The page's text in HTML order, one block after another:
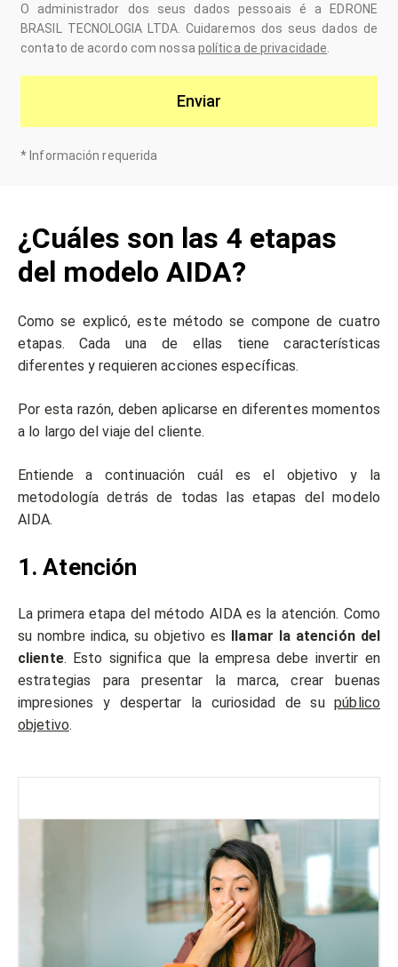
O administrador dos seus dados pessoais é a EDRONE
BRASIL TECNOLOGIA LTDA. Cuidaremos dos seus dados de
contato de acordo com nossa política de privacidade
Enviar
* Información requerida
¿Cuáles son las 4 etapas
del modelo AIDA?
Como se explicó, este método se compone de cuatro
etapas. Cada una de ellas tiene características
diferentes y requieren acciones específicas.
Por esta razón, deben aplicarse en diferentes momentos
a lo largo del viaje del cliente.
Entiende a continuación cuál es el objetivo y la
metodología detrás de todas las etapas del modelo
AIDA.
1. Atención
La primera etapa del método AIDA es la atención. Como
su nombre indica, su objetivo es llamar la atención del
cliente. Esto significa que la empresa debe invertir en
estrategias para presentar la marca, crear buenas
impresiones y despertar la curiosidad de supúblico
objetivo.